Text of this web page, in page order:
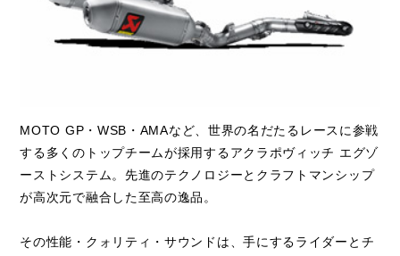
閉じる
MOTO GP・WSB・AMAなど、世界の名だたるレースに参戦
する多くのトップチームが採用するアクラポヴィッチ エグゾ
ーストシステム。先進のテクノロジーとクラフトマンシップ
が高次元で融合した至高の逸品。
その性能・クォリティ・サウンドは、手にするライダーとチ